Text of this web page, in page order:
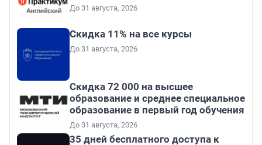
До 31 августа, 2026
Скидка 11% на все курсы
До 31 августа, 2026
Скидка 72 000 на высшее
образование и среднее специальное
образование в первый год обучения
До 31 августа, 2026
35 дней бесплатного доступа к